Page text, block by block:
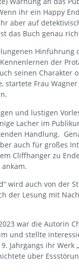
ihr ein Happy
aber auf
das Buch genau
Hinführung
der
seinen Charakter
startete Frau
und lustigen
Lacher im
Handlung.
auch für großes
Cliffhanger zu
wird auch von der
der Lesung mit
war die Autorin
und stellte
Jahrgangs ihr Werk
über